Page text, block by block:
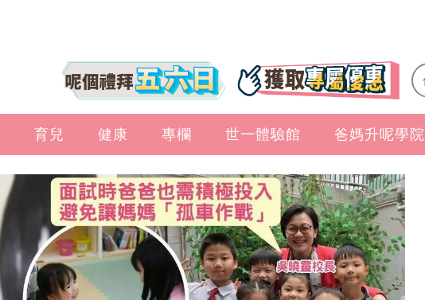
育兒 健康 專欄 世一體驗館 爸媽升呢學院